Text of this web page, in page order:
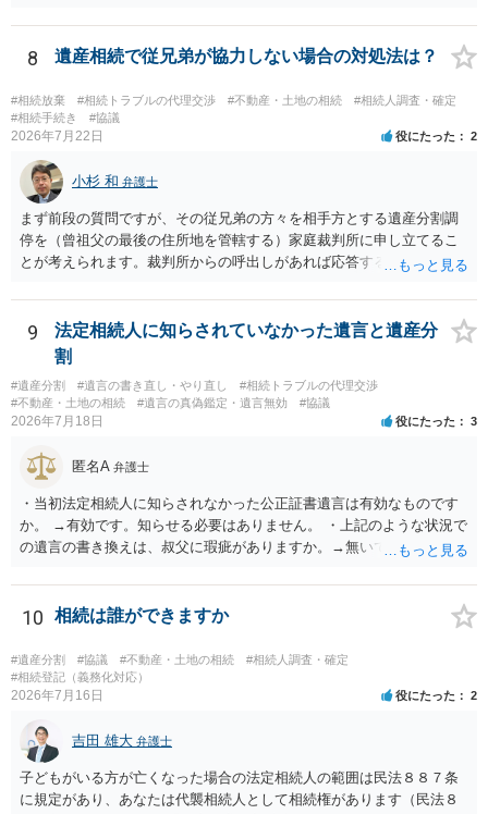
方の訴訟の主張及び立証次第ですが、 ・御祖母様の認知能力に関する
医師の意見書、筆跡鑑定 が提出されればその効力が否定される可能性
はありますが、 ・伯母様自身が分割協議に加わっていること ・御祖母
様の意に反する遺産分割協議を行う実益が誰にあったかの立証が困難
であること からすると、実際に遺産分割協議の効力が否定される可能
性はそれほど高くない（立証のハードルは非常に高い）ということが
言えると思います。
8 遺産相続で従兄弟が協力しない場合の対処法は？
#相続放棄 #相続トラブルの代理交渉 #不動産・土地の相続
#相続人調査・確定
#相続手続き
#協議
2026年7月22日 役にたった 2
小杉 和 弁護士
まず前段の質問ですが、その従兄弟の方々を相手方とする遺産分割調
停を（曾祖父の最後の住所地を管轄する）家庭裁判所に申し立てるこ
とが考えられます。裁判所からの呼出しがあれば応答する可能性がま
能と思われます。時間が思った以上にないので必要書類をてきぱきと
揃える必要があります。その点是非御注意ください。
9
法定相続人に知らされていなかった遺言と遺産分
割
#遺産分割 #遺言の書き直し・やり直し
#相続トラブルの代理交渉
#不動産・土地の相続
#遺言の真偽鑑定・遺言無効 #協議
2026年7月18日 役にたった 3
匿名A 弁護士
・当初法定相続人に知らされなかった公正証書遺言は有効なものです
か。 →有効です。知らせる必要はありません。 ・上記のような状況で
の遺言の書き換えは、叔父に瑕疵がありますか。→無いです。 ・分割
ますか。 →本人が自由に決められますので、どこが妥当とは言えない
です。客観的な基準もありません。 ・できれば穏やかに、分割を拒否
することはできますか。 →分割を拒否するということは、遺産はいら
ないということでしょうか。遺言で、受取を指定されててもいらない
と拒否することはできます。理由を説明する必要はありません。
10 相続は誰ができますか
#遺産分割 #協議 #不動産・土地の相続
#相続人調査・確定
#相続登記（義務化対応）
2026年7月16日 役にたった 2
吉田 雄大 弁護士
子どもがいる方が亡くなった場合の法定相続人の範囲は民法８８７条
に規定があり、あなたは代襲相続人として相続権があります（民法８